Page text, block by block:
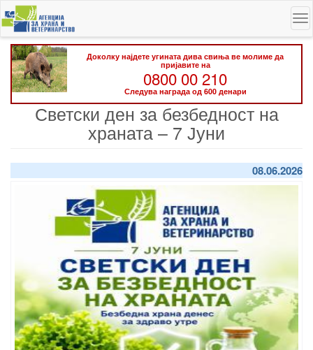
Skip
to
main
content
Доколку најдете угината дива свиња ве молиме да
пријавите на
0800 00 210
Следува награда од 600 денари
Светски ден за безбедност на
храната – 7 Јуни
08.06.2026